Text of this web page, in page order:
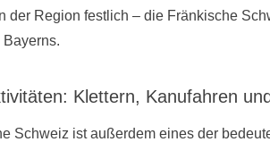
der Region festlich – die Fränkische
Bayerns.
Klettern, Kanufahren
Schweiz ist außerdem eines der